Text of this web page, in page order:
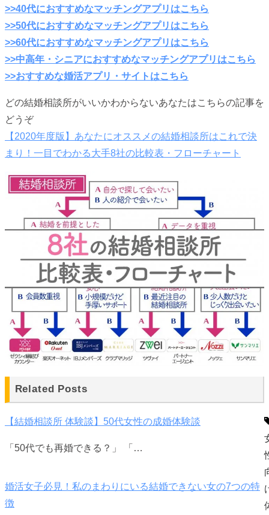
>>40代におすすめなマッチングアプリはこちら
>>50代におすすめなマッチングアプリはこちら
>>60代におすすめなマッチングアプリはこちら
>>中高年・シニアにおすすめなマッチングアプリはこちら
>>おすすめな婚活アプリ・サイトはこちら
どの結婚相談所がいいかわからないあなたはこちらの記事を
どうぞ
【2020年度版】あなたにオススメの結婚相談所はこれで決
まり！一目でわかる大手8社の比較表・フローチャート
Related Posts
【結婚相談所 体験談】50代女性の成婚体験談
「50代でも再婚できる？」 「…
婚活女子必見！私のまわりにいる結婚できない女の7つの特
徴